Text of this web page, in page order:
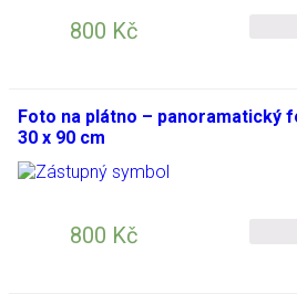
800 Kč
Foto na plátno – panoramatický
30 x 90 cm
800 Kč